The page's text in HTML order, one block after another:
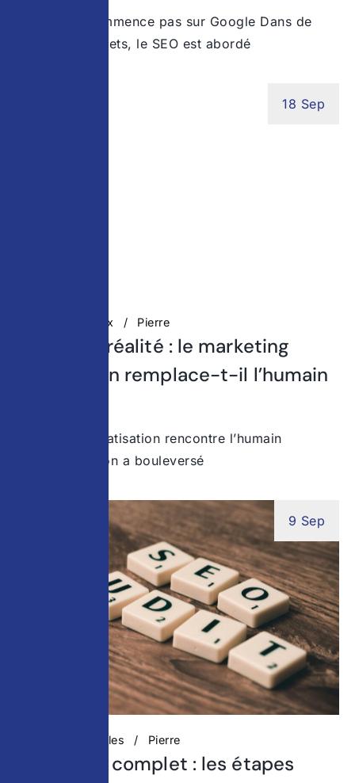
Le SEO ne commence pas sur Google Dans de
nombreux projets, le SEO est abordé
18 Sep
Réseaux Sociaux Pierre
Mythe ou réalité : le marketing
automation remplace-t-il l’humain
Quand l’automatisation rencontre l’humain
L’automatisation a bouleversé
9 Sep
Actualités digitales Pierre
Audit SEO complet : les étapes